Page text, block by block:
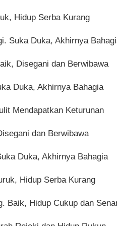
Hidup Serba Kurang
Suka Duka, Akhirnya
Disegani dan Berwibawa
Duka, Akhirnya Bahagia
Mendapatkan Keturunan
dan Berwibawa
Duka, Akhirnya Bahagia
Hidup Serba Kurang
Baik, Hidup Cukup dan